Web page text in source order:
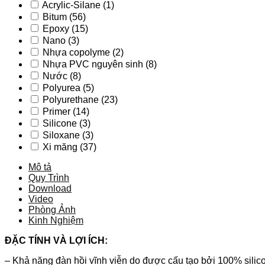
Acrylic-Silane (1)
Bitum (56)
Epoxy (15)
Nano (3)
Nhựa copolyme (2)
Nhựa PVC nguyên sinh (8)
Nước (8)
Polyurea (5)
Polyurethane (23)
Primer (14)
Silicone (3)
Siloxane (3)
Xi măng (37)
Mô tả
Quy Trình
Download
Video
Phòng Ảnh
Kinh Nghiệm
ĐẶC TÍNH VÀ LỢI ÍCH:
– Khả năng đàn hồi vĩnh viễn do được cấu tạo bởi 100%